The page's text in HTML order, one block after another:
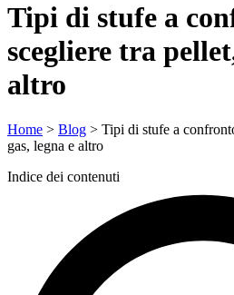
Tipi di stufe a
scegliere tra
altro
Home > Blog > Tipi di stufe a
gas, legna e altro
Indice dei contenuti